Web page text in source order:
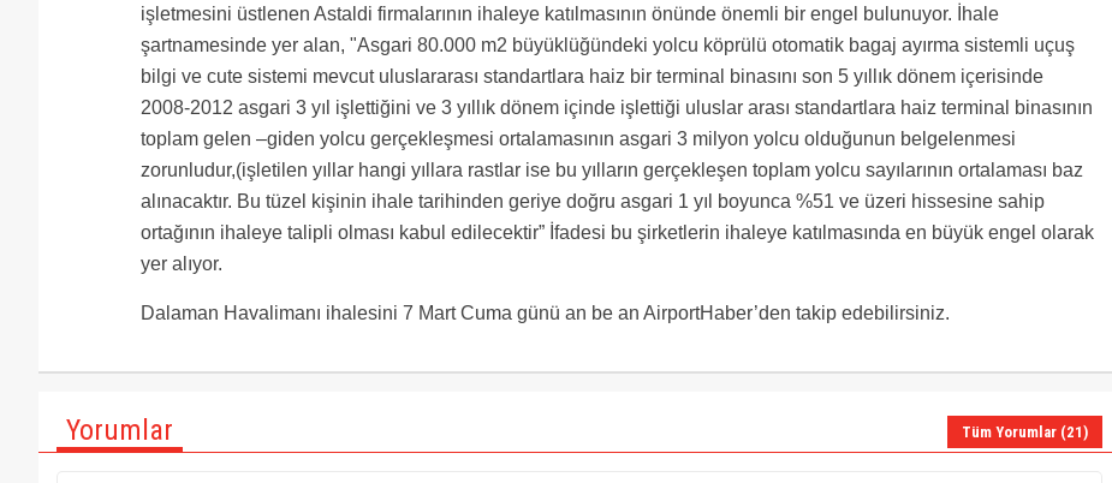
işletmesini üstlenen Astaldi firmalarının ihaleye katılmasının önünde önemli bir engel bulunuyor. İhale
şartnamesinde yer alan, "Asgari 80.000 m2 büyüklüğündeki yolcu köprülü otomatik bagaj ayırma sistemli uçuş
bilgi ve cute sistemi mevcut uluslararası standartlara haiz bir terminal binasını son 5 yıllık dönem içerisinde
2008-2012 asgari 3 yıl işlettiğini ve 3 yıllık dönem içinde işlettiği uluslar arası standartlara haiz terminal binasının
toplam gelen –giden yolcu gerçekleşmesi ortalamasının asgari 3 milyon yolcu olduğunun belgelenmesi
zorunludur,(işletilen yıllar hangi yıllara rastlar ise bu yılların gerçekleşen toplam yolcu sayılarının ortalaması baz
alınacaktır. Bu tüzel kişinin ihale tarihinden geriye doğru asgari 1 yıl boyunca %51 ve üzeri hissesine sahip
ortağının ihaleye talipli olması kabul edilecektir” İfadesi bu şirketlerin ihaleye katılmasında en büyük engel olarak
yer alıyor.
Dalaman Havalimanı ihalesini 7 Mart Cuma günü an be an AirportHaber’den takip edebilirsiniz.
Yorumlar Tüm Yorumlar (21)